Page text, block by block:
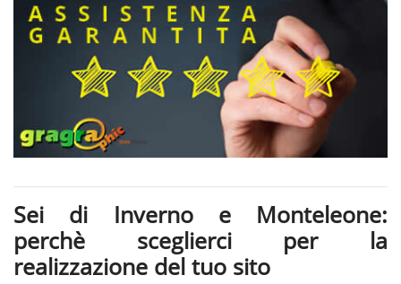
Sei di Inverno e Monteleone:
perchè sceglierci per la
realizzazione del tuo sito